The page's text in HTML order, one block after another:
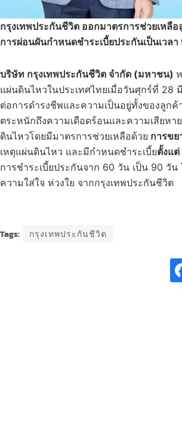
กรุงเทพประกันชีวิต ออกมาตรการช่วยเหลื
การผ่อนผันกำหนดชำระเบี้ยประกันเป็นเวลา
บริษัท กรุงเทพประกันชีวิต จำกัด (มหาชน)
แผ่นดินไหวในประเทศไทยเมื่อวันศุกร์ที่ 28
ต่อการดำรงชีพและความเป็นอยู่ทั้งของลูก
ตระหนักถึงความเดือดร้อนและความเสียห
ดินไหวโดยมีมาตรการช่วยเหลือด้วย การขย
เหตุแผ่นดินไหว และมีกำหนดชำระเบี้ยตั้งแต่
การชำระเบี้ยประกันจาก 60 วัน เป็น 90 วั
ความใส่ใจ ห่วงใย จากกรุงเทพประกันชีวิต
Tags: กรุงเทพประกันชีวิต